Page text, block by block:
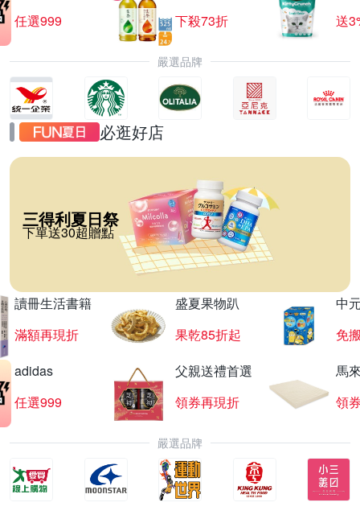
任選999
下殺73折
送
嚴選品牌
必逛好店
三得利夏日祭
下單送30超贈點
讀冊生活書籍
滿額再現折
盛夏果物趴
果乾85折起
中
免
adidas
任選999
父親送禮首選
領券再現折
馬
領
嚴選品牌